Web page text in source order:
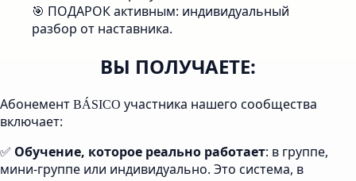
🎯 ПОДАРОК активным: индивидуальный
разбор от наставника.
ВЫ ПОЛУЧАЕТЕ:
Абонемент BÁSICO участника нашего сообщества
включает:
✅ Обучение, которое реально работает: в группе,
мини-группе или индивидуально. Это система, в